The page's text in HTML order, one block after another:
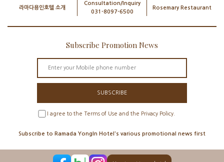
라마다용인호텔 소개
Consultation/Inquiry
031-8097-6500
Rosemary Restaurant
Subscribe Promotion News
SUBSCRIBE
I agree to the Terms of Use and the Privacy Policy.
Subscribe to Ramada YongIn Hotel's various promotional news first